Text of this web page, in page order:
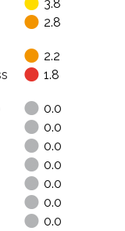
3.8
2.8
2.2
1.8
0.0
0.0
0.0
0.0
0.0
0.0
0.0